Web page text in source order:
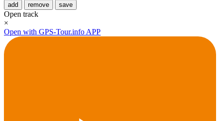
add remove save
Open track
×
Open with GPS-Tour.info APP